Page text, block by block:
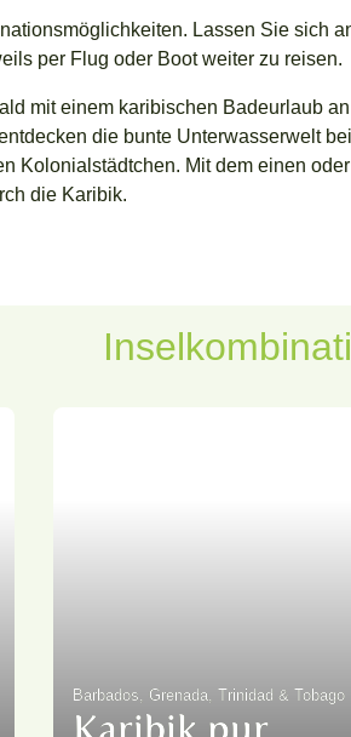
Lassen Sie sich
per Flug oder Boot weiter zu reisen.
mit einem karibischen Badeurlaub
die bunte Unterwasserwelt
Kolonialstädtchen. Mit dem einen
die Karibik.
Barbados, Grenada, Trinidad & Tobago